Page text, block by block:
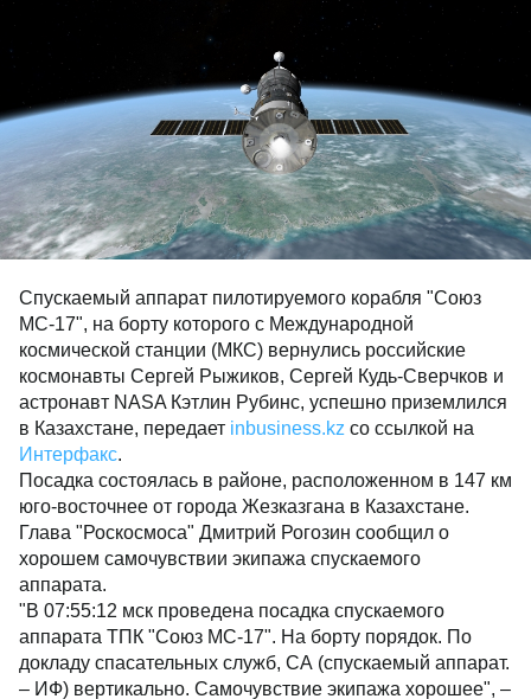
Спускаемый аппарат пилотируемого корабля "Союз
МС-17", на борту которого с Международной
космической станции (МКС) вернулись российские
космонавты Сергей Рыжиков, Сергей Кудь-Сверчков и
астронавт NASA Кэтлин Рубинс, успешно приземлился
в Казахстане, передает inbusiness.kz со ссылкой на
Интерфакс.
Посадка состоялась в районе, расположенном в 147 км
юго-восточнее от города Жезказгана в Казахстане.
Глава "Роскосмоса" Дмитрий Рогозин сообщил о
хорошем самочувствии экипажа спускаемого
аппарата.
"В 07:55:12 мск проведена посадка спускаемого
аппарата ТПК "Союз МС-17". На борту порядок. По
докладу спасательных служб, СА (спускаемый аппарат.
– ИФ) вертикально. Самочувствие экипажа хорошее", –